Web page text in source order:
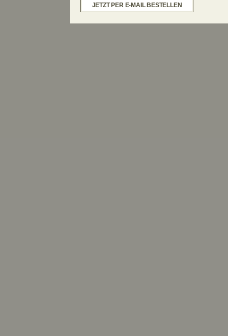
JETZT PER E-MAIL BESTELLEN